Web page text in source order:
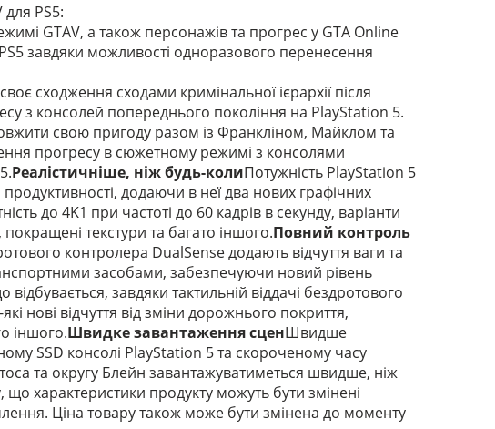
PS5:
GTAV, а також персонажів та прогрес у GTA Online
завдяки можливості одноразового перенесення
сходження сходами кримінальної ієрархії після
з консолей попереднього покоління на PlayStation 5.
свою пригоду разом із Франкліном, Майклом та
прогресу в сюжетному режимі з консолями
Реалістичніше, ніж будь-колиПотужність PlayStation 5
додаючи в неї два нових графічних
до 4K1 при частоті до 60 кадрів в секунду, варіанти
текстури та багато іншого.Повний контроль
контролера DualSense додають відчуття ваги та
засобами, забезпечуючи новий рівень
завдяки тактильній віддачі бездротового
нові відчуття від зміни дорожнього покриття,
іншого.Швидке завантаження сценШвидше
SSD консолі PlayStation 5 та скороченому часу
та округу Блейн завантажуватиметься швидше, ніж
характеристики продукту можуть бути змінені
Ціна товару також може бути змінена до моменту